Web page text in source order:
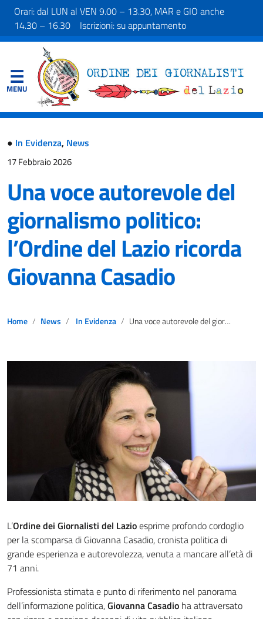
Orari: dal LUN al VEN 9.00 – 13.30, MAR e GIO anche
14.30 – 16.30 Iscrizioni: su appuntamento
● In Evidenza, News
17 Febbraio 2026
Una voce autorevole del
giornalismo politico:
l’Ordine del Lazio ricorda
Giovanna Casadio
Home News In Evidenza Una voce autorevole del giornalismo politico: l’Ordine del Lazio ricorda Giovanna Casadio
L’Ordine dei Giornalisti del Lazioesprime profondo cordoglio
per la scomparsa di Giovanna Casadio, cronista politica di
grande esperienza e autorevolezza, venuta a mancare all’età di
71 anni.
Professionista stimata e punto di riferimento nel panorama
dell’informazione politica,Giovanna Casadio ha attraversato